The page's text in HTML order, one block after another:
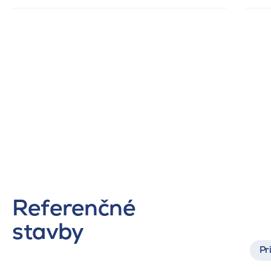
Referenčné
stavby